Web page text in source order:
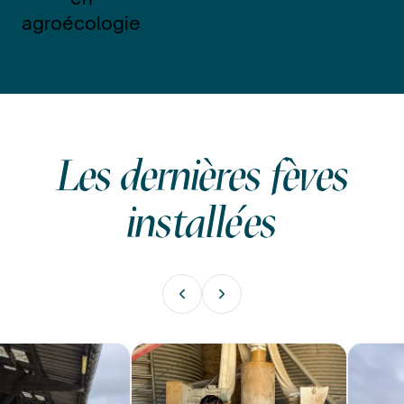
agroécologie
Les dernières fèves
installées